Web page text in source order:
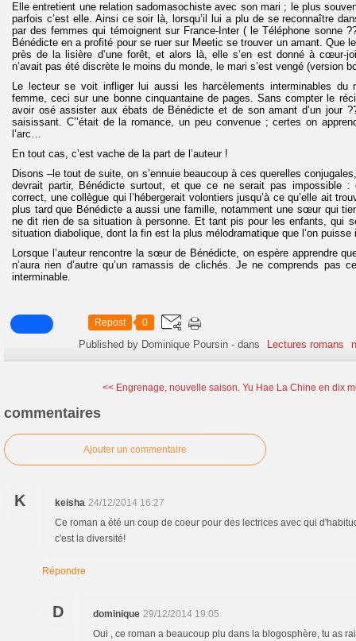
Elle entretient une relation sadomasochiste avec son mari ; le plus
parfois c’est elle. Ainsi ce soir là, lorsqu’il lui a plu de se reconnaître
par des femmes qui témoignent sur France-Inter ( le Téléphone sonne
Bénédicte en a profité pour se ruer sur Meetic se trouver un amant. Que
près de la lisière d’une forêt, et alors là, elle s’en est donné à cœur-
n’avait pas été discrète le moins du monde, le mari s’est vengé (version
Le lecteur se voit infliger lui aussi les harcèlements interminables
femme, ceci sur une bonne cinquantaine de pages. Sans compter le
avoir osé assister aux ébats de Bénédicte et de son amant d’un jour
saisissant. C’’était de la romance, un peu convenue ; certes on
l’arc…
En tout cas, c’est vache de la part de l’auteur !
Disons –le tout de suite, on s’ennuie beaucoup à ces querelles
devrait partir, Bénédicte surtout, et que ce ne serait pas impossible
correct, une collègue qui l’hébergerait volontiers jusqu’à ce qu’elle ait
plus tard que Bénédicte a aussi une famille, notamment une sœur qui
ne dit rien de sa situation à personne. Et tant pis pour les enfants, qui
situation diabolique, dont la fin est la plus mélodramatique que l’on puisse
Lorsque l’auteur rencontre la sœur de Bénédicte, on espère apprendre
n’aura rien d’autre qu’un ramassis de clichés. Je ne comprends pas
interminable.
Repost 0
Published by Dominique Poursin -dans Lectures romans
<< Engrenage, nouvelle saison. Yu Hae La Chine en dix
commentaires
Ajouter un commentaire
K keisha 24/12/2014 16:27
Ce roman a été un coup de coeur pour des lectrices avec qui
c'est la diversité!
Répondre
D dominique 29/12/2014 19:05
Oui , ce roman a beaucoup plu dans la blogosphère, tu as